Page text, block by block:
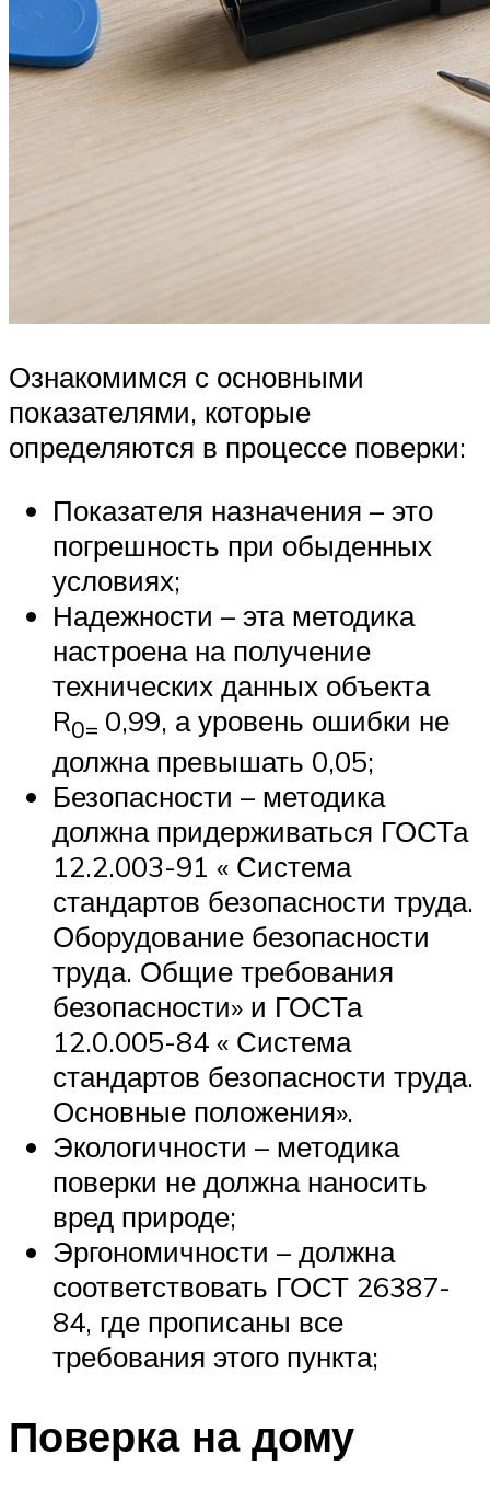
Ознакомимся с основными
показателями, которые
определяются в процессе поверки:
Показателя назначения – это
погрешность при обыденных
условиях;
Надежности – эта методика
настроена на получение
технических данных объекта
R0= 0,99, а уровень ошибки не
должна превышать 0,05;
Безопасности – методика
должна придерживаться ГОСТа
12.2.003-91 « Система
стандартов безопасности труда.
Оборудование безопасности
труда. Общие требования
безопасности» и ГОСТа
12.0.005-84 « Система
стандартов безопасности труда.
Основные положения».
Экологичности – методика
поверки не должна наносить
вред природе;
Эргономичности – должна
соответствовать ГОСТ 26387-
84, где прописаны все
требования этого пункта;
Поверка на дому